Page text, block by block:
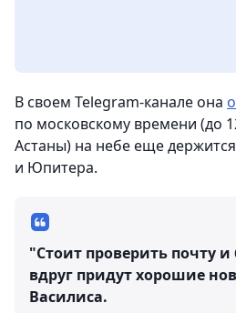
В своем Telegram-канале она
по московскому времени (до
Астаны) на небе еще
и Юпитера.
"Стоит проверить почту
вдруг придут хорошие
Василиса.